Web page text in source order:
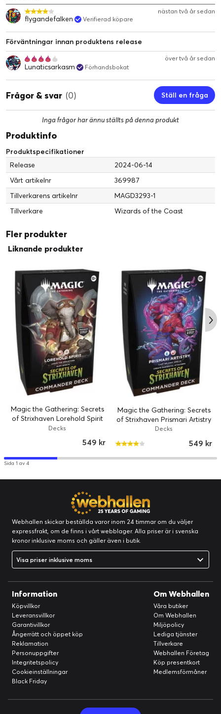
nästan två år sedan
flygandefalken Verifierad köpare
Förväntningar innan produktens release
över två år sedan
Lunaticsarkasm Förhandsbokat
Frågor & svar (0) Ställ en fråga
Inga frågor har ännu ställts på denna produkt
Produktinfo
Produktspecifikationer
Release
2024-06-14
Vårt artikelnr
369987
Tillverkarens artikelnr
MAGD3293-1
Tillverkare
Wizards of the Coast
Fler produkter
Liknande produkter
Magic the Gathering: Secrets
of Strixhaven Lorehold Spirit
Commander Deck
Decks
549 kr
Magic the Gathering: Secrets
of Strixhaven Prismari Artistry
Commander Deck
Decks
549 kr
Sida 1 av 4
Webhallen skickar beställda varor inom 24 timmar om du väljer
expressfrakt, om de finns i vårt webblager. Alla priser är i svenska
kronor inklusive moms och gäller även i butik.
Visa priser inklusive moms
Information
Köpvillkor
Leveransvillkor
Garantivillkor
Ångerrätt och öppet köp
Reklamation
Personuppgifter
Integritetspolicy
Cookieinställningar
Black Friday
Om Webhallen
Våra butiker
Om Webhallen
Miljöpolicy
Lediga tjänster
Tillverkare
Webhallen Företag
Köp presentkort
Medlemsförmåner